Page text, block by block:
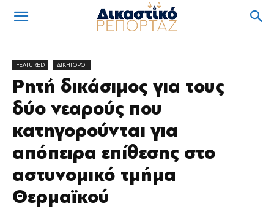
FEATURED ΔΙΚΗΓΟΡΟΙ
Ρητή δικάσιμος για τους
δύο νεαρούς που
κατηγορούνται για
απόπειρα επίθεσης στο
αστυνομικό τμήμα
Θερμαϊκού